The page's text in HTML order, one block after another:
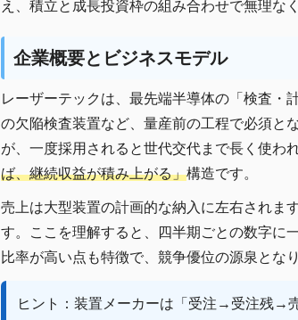
え、積立と成長投資枠の組み合わせで無理な
企業概要とビジネスモデル
レーザーテックは、最先端半導体の「検査・
の欠陥検査装置など、量産前の工程で必須と
が、一度採用されると世代交代まで長く使わ
ば、継続収益が積み上がる」構造です。
売上は大型装置の計画的な納入に左右されま
す。ここを理解すると、四半期ごとの数字に
比率が高い点も特徴で、競争優位の源泉となり
ヒント：装置メーカーは「受注→受注残→